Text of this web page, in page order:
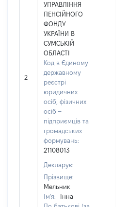
2
УПРАВЛІННЯ
ПЕНСІЙНОГО
ФОНДУ
УКРАЇНИ В
СУМСЬКІЙ
ОБЛАСТІ
Код в Єдиному
державному
реєстрі
юридичних
осіб, фізичних
осіб –
підприємців та
громадських
формувань:
21108013
Декларує:
Прізвище:
Мельник
Ім'я:
Інна